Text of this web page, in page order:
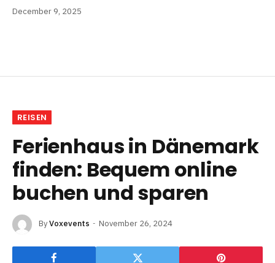
December 9, 2025
REISEN
Ferienhaus in Dänemark
finden: Bequem online
buchen und sparen
ByVoxevents November 26, 2024